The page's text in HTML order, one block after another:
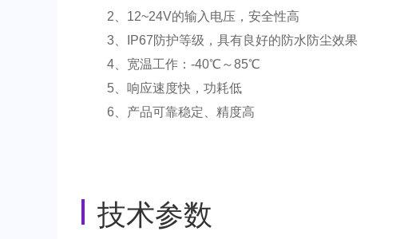
2、12~24V的输入电压，安全性高
3、IP67防护等级，具有良好的防水防尘效果
4、宽温工作：-40℃～85℃
5、响应速度快，功耗低
6、产品可靠稳定、精度高
技术参数